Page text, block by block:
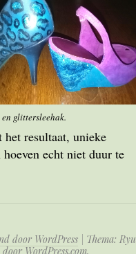
glittersleehak.
het resultaat, unieke
hoeven echt niet duur te
door WordPress
Thema: Ryu
door WordPress.com.